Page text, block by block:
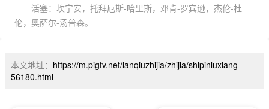
活塞：坎宁安，托拜厄斯-哈里斯，邓肯-罗宾逊，杰伦-杜
伦，奥萨尔-汤普森。
本文地址： https://m.pigtv.net/lanqiuzhijia/zhijia/shipinluxiang-
56180.html